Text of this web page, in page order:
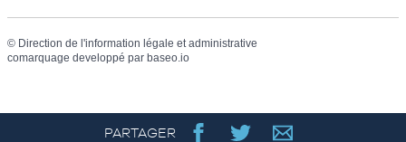
© Direction de l'information légale et administrative
comarquage developpé par baseo.io
PARTAGER